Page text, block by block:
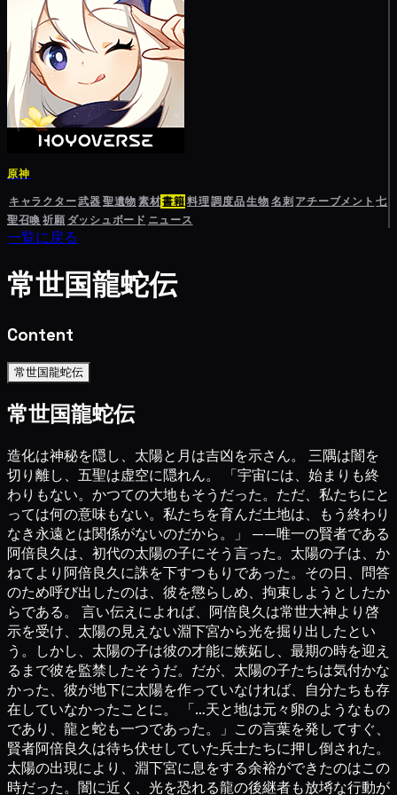
原神
キャラクター武器聖遺物素材書籍料理調度品生物名刺 アチーブメント 七
聖召喚祈願 ダッシュボード ニュース
一覧に戻る
常世国龍蛇伝
Content
常世国龍蛇伝
常世国龍蛇伝
造化は神秘を隠し、太陽と月は吉凶を示さん。 三隅は闇を
切り離し、五聖は虚空に隠れん。 「宇宙には、始まりも終
わりもない。かつての大地もそうだった。ただ、私たちにと
っては何の意味もない。私たちを育んだ土地は、もう終わり
なき永遠とは関係がないのだから。」 ——唯一の賢者である
阿倍良久は、初代の太陽の子にそう言った。太陽の子は、か
ねてより阿倍良久に誅を下すつもりであった。その日、問答
のため呼び出したのは、彼を懲らしめ、拘束しようとしたか
らである。 言い伝えによれば、阿倍良久は常世大神より啓
示を受け、太陽の見えない淵下宮から光を掘り出したとい
う。しかし、太陽の子は彼の才能に嫉妬し、最期の時を迎え
るまで彼を監禁したそうだ。だが、太陽の子たちは気付かな
かった、彼が地下に太陽を作っていなければ、自分たちも存
在していなかったことに。 「…天と地は元々卵のようなもの
であり、龍と蛇も一つであった。」この言葉を発してすぐ、
賢者阿倍良久は待ち伏せしていた兵士たちに押し倒された。
太陽の出現により、淵下宮に息をする余裕ができたのはこの
時だった。闇に近く、光を恐れる龍の後継者も放埓な行動が